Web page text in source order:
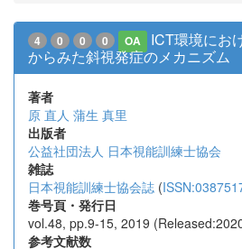
4 0 0 0 OA
ICT環境にお
からみた斜視発症のメカニズム
著者
原 直人 蒲生 真里
出版者
公益社団法人 日本視能訓練士協会
雑誌
日本視能訓練士協会誌 (
巻号頁・発行日
vol.48, pp.9-15, 2019
参考文献数